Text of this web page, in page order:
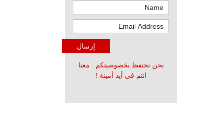
نحن نحتفظ بخصوصيتكم . معنا
انتم في أيد أمينة !